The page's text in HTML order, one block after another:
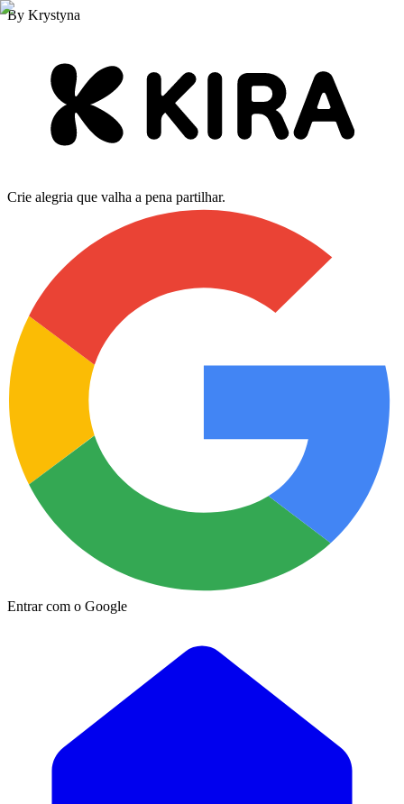
By Krystyna
Crie alegria que valha a pena partilhar.
Entrar com o Google